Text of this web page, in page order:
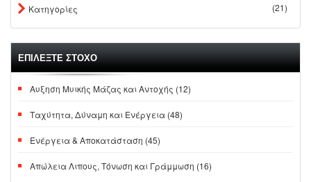
Κατηγορίες (21)
ΕΠΙΛΕΞΤΕ ΣΤΟΧΟ
Αυξηση Μυικής Μάζας και Αντοχής (12)
Ταχύτητα, Δύναμη και Ενέργεια (48)
Ενέργεια & Αποκατάσταση (45)
Απώλεια Λιπους, Τόνωση και Γράμμωση (16)